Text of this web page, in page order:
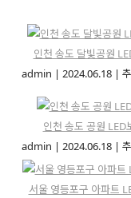
인천 송도 달빛공원
admin | 2024.06.18 |
인천 송도 공원
admin | 2024.06.18 |
서울 영등포구 아파트